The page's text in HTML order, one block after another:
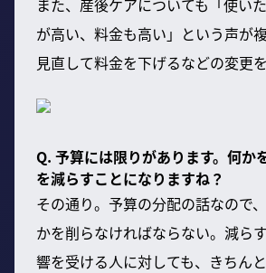
が高い、料金も高い」という声が
見直して料金を下げるなどの変更を
Q. 予算には限りがあります。何か
を減らすことになりますね？
その通り。予算の分配の話なので
かを削らなければならない。減ら
響を受ける人に対しても、きちん